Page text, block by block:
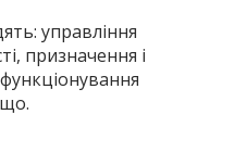
управління
призначення і